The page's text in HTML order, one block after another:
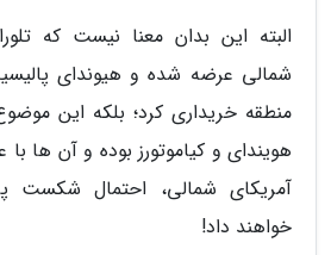
البته این بدان معنا نیست که
شمالی عرضه شده و هیوندای
منطقه خریداری کرد؛ بلکه این
هویندای و کیاموتورز بوده و آن ها با
آمریکای شمالی، احتمال شکست
خواهند داد!